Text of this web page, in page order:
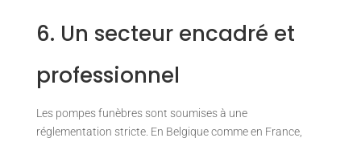
6. Un secteur encadré et
professionnel
Les pompes funèbres sont soumises à une
réglementation stricte. En Belgique comme en France,